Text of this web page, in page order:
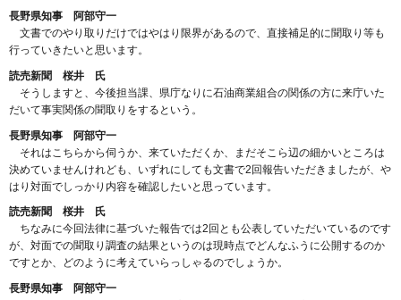
長野県知事 阿部守一
文書でのやり取りだけではやはり限界があるので、直接補足的に聞取り等も
行っていきたいと思います。
読売新聞 桜井 氏
そうしますと、今後担当課、県庁なりに石油商業組合の関係の方に来庁いた
だいて事実関係の聞取りをするという。
長野県知事 阿部守一
それはこちらから伺うか、来ていただくか、まだそこら辺の細かいところは
決めていませんけれども、いずれにしても文書で2回報告いただきましたが、や
はり対面でしっかり内容を確認したいと思っています。
読売新聞 桜井 氏
ちなみに今回法律に基づいた報告では2回とも公表していただいているのです
が、対面での聞取り調査の結果というのは現時点でどんなふうに公開するのか
ですとか、どのように考えていらっしゃるのでしょうか。
長野県知事 阿部守一